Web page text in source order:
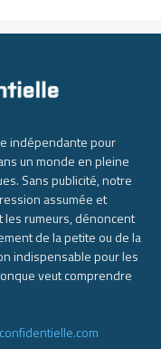
indépendante pour
un monde en pleine
Sans publicité, notre
assumée et
rumeurs, dénoncent
de la petite ou de la
indispensable pour les
veut comprendre